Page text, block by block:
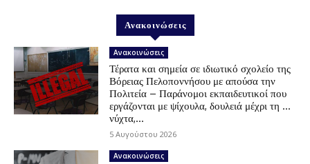
Ανακοινώσεις
Ανακοινώσεις
Τέρατα και σημεία σε ιδιωτικό σχολείο της
Βόρειας Πελοποννήσου με απούσα την
Πολιτεία – Παράνομοι εκπαιδευτικοί που
εργάζονται με ψίχουλα, δουλειά μέχρι τη …
νύχτα,...
5 Αυγούστου 2026
Ανακοινώσεις